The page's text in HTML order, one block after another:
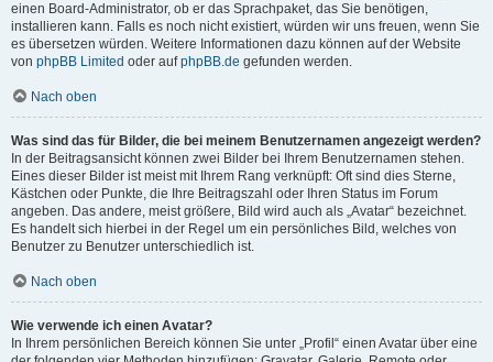
einen Board-Administrator, ob er das Sprachpaket, das Sie benötigen,
installieren kann. Falls es noch nicht existiert, würden wir uns freuen, wenn Sie
es übersetzen würden. Weitere Informationen dazu können auf der Website
von phpBB Limited oder aufphpBB.de gefunden werden.
Nach oben
Was sind das für Bilder, die bei meinem Benutzernamen angezeigt werden?
In der Beitragsansicht können zwei Bilder bei Ihrem Benutzernamen stehen.
Eines dieser Bilder ist meist mit Ihrem Rang verknüpft: Oft sind dies Sterne,
Kästchen oder Punkte, die Ihre Beitragszahl oder Ihren Status im Forum
angeben. Das andere, meist größere, Bild wird auch als „Avatar“ bezeichnet.
Es handelt sich hierbei in der Regel um ein persönliches Bild, welches von
Benutzer zu Benutzer unterschiedlich ist.
Nach oben
Wie verwende ich einen Avatar?
In Ihrem persönlichen Bereich können Sie unter „Profil“ einen Avatar über eine